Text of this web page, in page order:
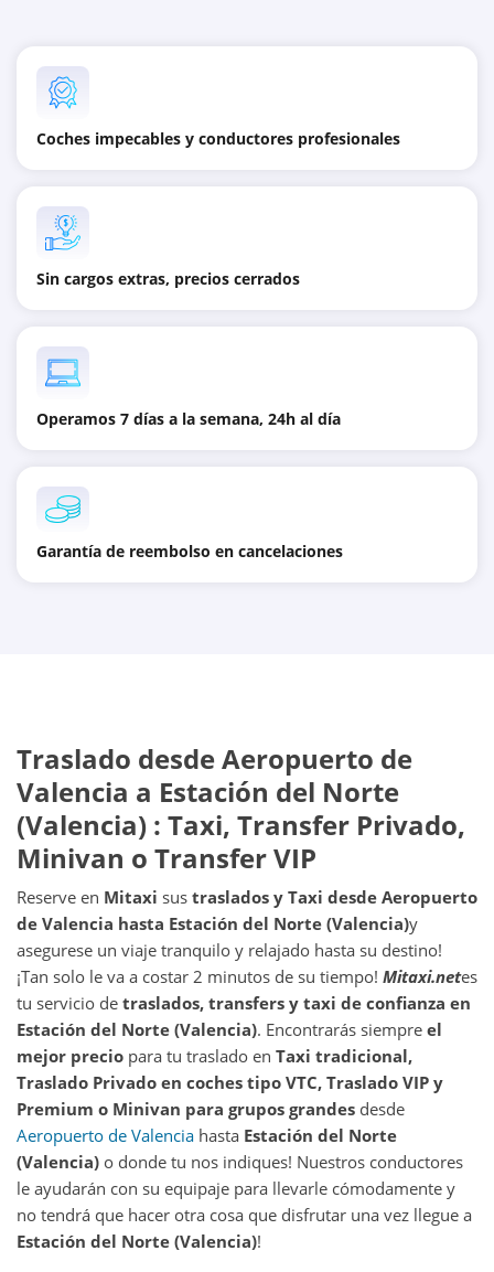
Coches impecables y conductores profesionales
Sin cargos extras, precios cerrados
Operamos 7 días a la semana, 24h al día
Garantía de reembolso en cancelaciones
Traslado desdeAeropuerto de
Valencia a Estación del Norte
(Valencia) : Taxi, Transfer Privado,
Minivan o Transfer VIP
Reserve en Mitaxi sus traslados y Taxi desde Aeropuerto
de Valencia hasta Estación del Norte (Valencia)y
asegurese un viaje tranquilo y relajado hasta su destino!
¡Tan solo le va a costar 2 minutos de su tiempo! Mitaxi.netes
tu servicio de traslados, transfers y taxi de confianza en
Estación del Norte (Valencia). Encontrarás siempre el
mejor precio para tu traslado en Taxi tradicional,
Traslado Privado en coches tipo VTC, Traslado VIP y
Premium o Minivan para grupos grandes desde
Aeropuerto de Valencia hasta Estación del Norte
(Valencia) o donde tu nos indiques! Nuestros conductores
le ayudarán con su equipaje para llevarle cómodamente y
no tendrá que hacer otra cosa que disfrutar una vez llegue a
Estación del Norte (Valencia)!